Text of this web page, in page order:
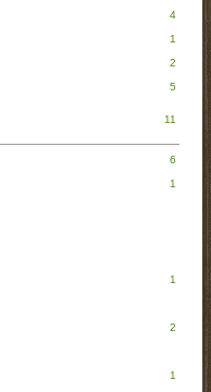
4
1
2
5
11
6
1
1
2
1